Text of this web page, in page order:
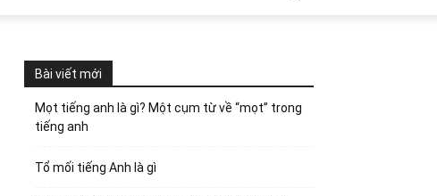
Bài viết mới
Mọt tiếng anh là gì? Một cụm từ về “mọt” trong
tiếng anh
Tổ mối tiếng Anh là gì